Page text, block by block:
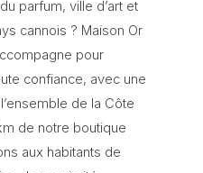
parfum, ville d’art et
cannois ? Maison Or
pour
confiance, avec une
de la Côte
de notre boutique
aux habitants de